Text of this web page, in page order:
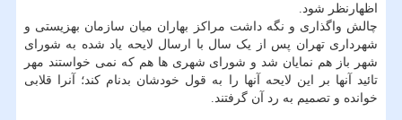
اظهارنظر شود.
چالش واگذاری و نگه داشت مراکز بهاران میان سازمان بهزیستی و
شهرداری تهران پس از یک سال با ارسال لایحه یاد شده به شورای
شهر باز هم نمایان شد و شورای شهری ها هم که نمی خواستند مهر
تائید آنها بر این لایحه آنها را به قول خودشان بدنام کند؛ آنرا قلابی
خوانده و تصمیم به رد آن گرفتند.